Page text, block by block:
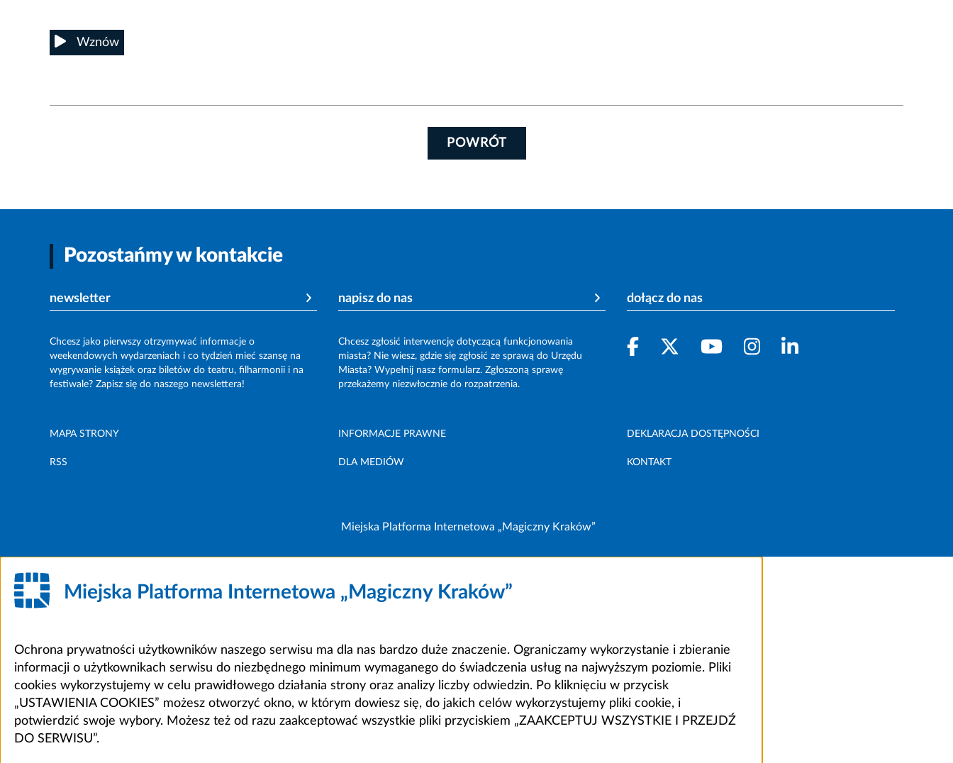
Wznów
POWRÓT
Pozostańmy w kontakcie
newsletter
Chcesz jako pierwszy otrzymywać informacje o
weekendowych wydarzeniach i co tydzień mieć szansę na
wygrywanie książek oraz biletów do teatru, filharmonii i na
festiwale? Zapisz się do naszego newslettera!
napisz do nas
Chcesz zgłosić interwencję dotyczącą funkcjonowania
miasta? Nie wiesz, gdzie się zgłosić ze sprawą do Urzędu
Miasta? Wypełnij nasz formularz. Zgłoszoną sprawę
przekażemy niezwłocznie do rozpatrzenia.
dołącz do nas
MAPA STRONY INFORMACJE PRAWNE DEKLARACJA DOSTĘPNOŚCI
RSS DLA MEDIÓW KONTAKT
Miejska Platforma Internetowa „Magiczny Kraków”
Miejska Platforma Internetowa „Magiczny Kraków”
Ochrona prywatności użytkowników naszego serwisu ma dla nas bardzo duże znaczenie. Ograniczamy wykorzystanie i zbieranie
informacji o użytkownikach serwisu do niezbędnego minimum wymaganego do świadczenia usług na najwyższym poziomie. Pliki
cookies wykorzystujemy w celu prawidłowego działania strony oraz analizy liczby odwiedzin. Po kliknięciu w przycisk
„USTAWIENIA COOKIES” możesz otworzyć okno, w którym dowiesz się, do jakich celów wykorzystujemy pliki cookie, i
potwierdzić swoje wybory. Możesz też od razu zaakceptować wszystkie pliki przyciskiem „ZAAKCEPTUJ WSZYSTKIE I PRZEJDŹ
DO SERWISU”.